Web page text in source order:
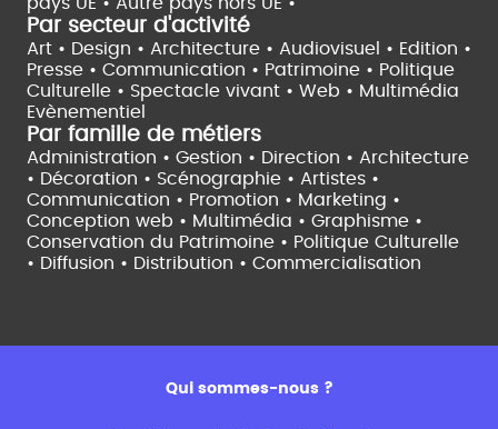
Par secteur d'activité
Art • Design • Architecture • Audiovisuel • Edition •
Presse • Communication • Patrimoine • Politique
Culturelle • Spectacle vivant • Web • Multimédia
Evènementiel
Par famille de métiers
Administration • Gestion • Direction • Architecture
• Décoration • Scénographie • Artistes •
Communication • Promotion • Marketing •
Conception web • Multimédia • Graphisme •
Conservation du Patrimoine • Politique Culturelle
• Diffusion • Distribution • Commercialisation
Qui sommes-nous ?